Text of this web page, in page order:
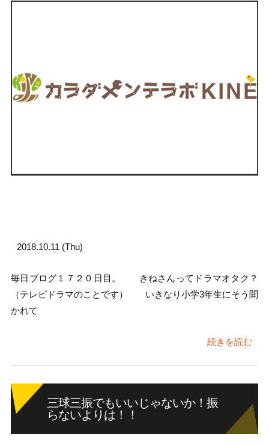
2018.10.11 (Thu)
毎日ブログ１７２０日目。 きねさんってドラマオタク？
（テレビドラマのことです） いきなり小学3年生にそう聞
かれて
続きを読む
三球三振でもいいじゃないか！振
らないよりは！！